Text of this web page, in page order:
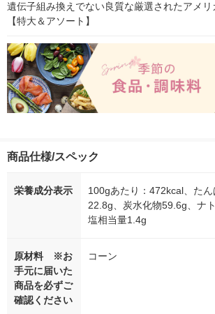
遺伝子組み換えでない良質な厳選されたアメリ
【特大＆アソート】
商品仕様/スペック
栄養成分表示
100gあたり：472kcal、た
22.8g、炭水化物59.6g、ナ
塩相当量1.4g
原材料 ※お
手元に届いた
商品を必ずご
確認ください
コーン